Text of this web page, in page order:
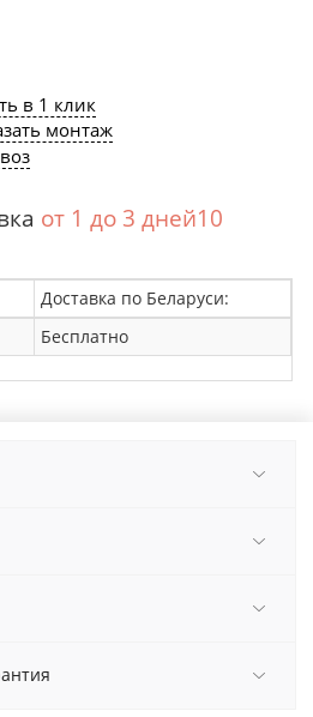
в 1 клик
монтаж
от 1 до 3 дней10
Доставка по Беларуси:
Бесплатно